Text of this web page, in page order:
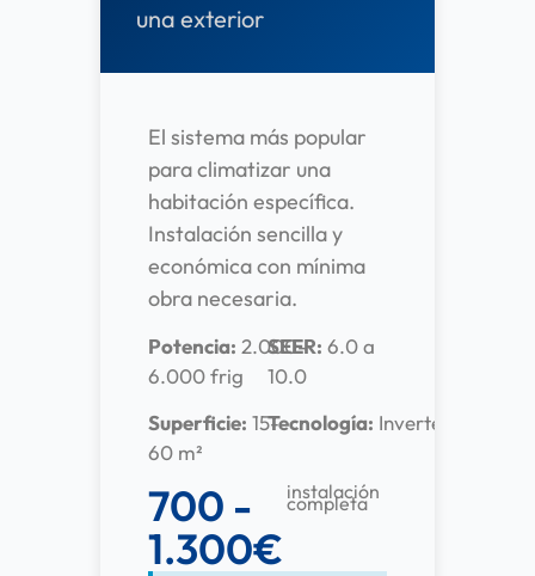
una exterior
El sistema más popular
para climatizar una
habitación específica.
Instalación sencilla y
económica con mínima
obra necesaria.
Potencia: 2.000-
6.000 frig
Superficie: 15-
60 m²
SEER: 6.0 a
10.0
Tecnología: Inverter
700 -
1.300€
instalación
completa